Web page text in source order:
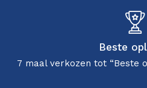
Beste
7 maal verkozen tot “Beste